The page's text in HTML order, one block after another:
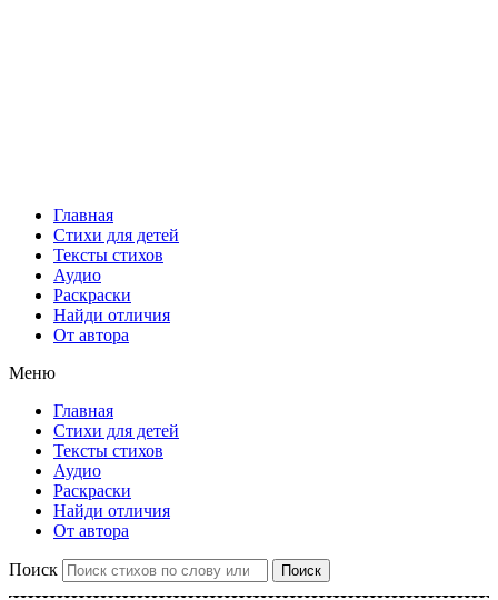
Главная
Стихи для детей
Тексты стихов
Аудио
Раскраски
Найди отличия
От автора
Меню
Главная
Стихи для детей
Тексты стихов
Аудио
Раскраски
Найди отличия
От автора
Поиск Поиск